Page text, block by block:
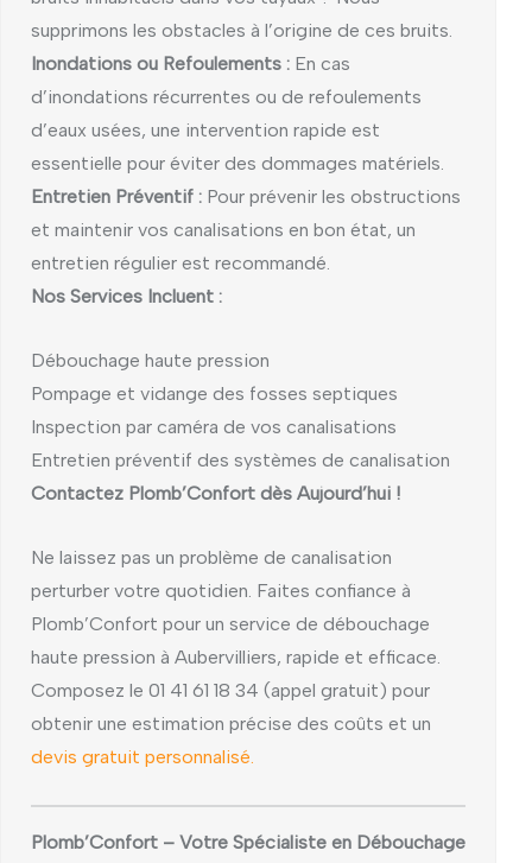
supprimons les obstacles à l’origine de ces bruits.
Inondations ou Refoulements : En cas
d’inondations récurrentes ou de refoulements
d’eaux usées, une intervention rapide est
essentielle pour éviter des dommages matériels.
Entretien Préventif : Pour prévenir les obstructions
et maintenir vos canalisations en bon état, un
entretien régulier est recommandé.
Nos Services Incluent :
Débouchage haute pression
Pompage et vidange des fosses septiques
Inspection par caméra de vos canalisations
Entretien préventif des systèmes de canalisation
Contactez Plomb’Confort dès Aujourd’hui !
Ne laissez pas un problème de canalisation
perturber votre quotidien. Faites confiance à
Plomb’Confort pour un service de débouchage
haute pression à Aubervilliers, rapide et efficace.
Composez le 01 41 61 18 34 (appel gratuit) pour
obtenir une estimation précise des coûts et un
devis gratuit personnalisé.
Plomb’Confort – Votre Spécialiste en Débouchage